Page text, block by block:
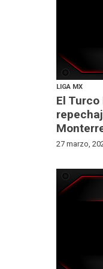
LIGA MX
El
27 marzo,